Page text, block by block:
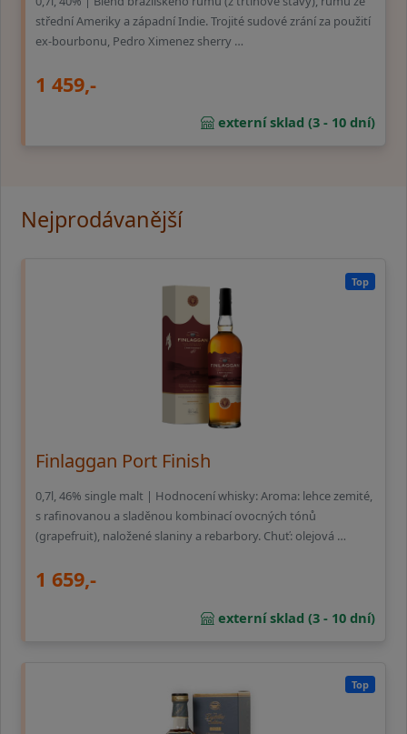
střední Ameriky a západní Indie. Trojité sudové zrání za použití
ex-bourbonu, Pedro Ximenez sherry …
1 459,-
externí sklad (3 - 10 dní)
Nejprodávanější
Top
Finlaggan Port Finish
0,7l, 46% single malt | Hodnocení whisky: Aroma: lehce zemité,
s rafinovanou a sladěnou kombinací ovocných tónů
(grapefruit), naložené slaniny a rebarbory. Chuť: olejová …
1 659,-
externí sklad (3 - 10 dní)
Top